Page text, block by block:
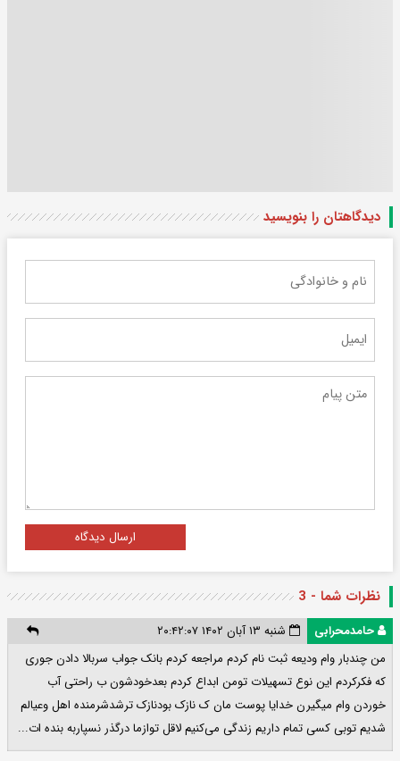
دیدگاهتان را بنویسید
ارسال دیدگاه
نظرات شما - 3
حامدمحرابی
شنبه ۱۳ آبان ۱۴۰۲ ۲۰:۴۲:۰۷
من چندبار وام ودیعه ثبت نام کردم مراجعه کردم بانک جواب سربالا دادن جوری
که فکرکردم این نوع تسهیلات تومن ابداع کردم بعدخودشون ب راحتی آب
خوردن وام میگیرن خدایا پوست مان ک نازک بودنازک ترشدشرمنده اهل وعیالم
شدیم توبی کسی تمام داریم زندگی می‌کنیم لاقل توازما درگذر نسپاربه بنده ات...